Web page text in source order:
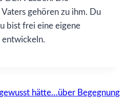
gehören zu ihm. Du
bist frei eine eigene
entwickeln.
hätte…über Begegnung